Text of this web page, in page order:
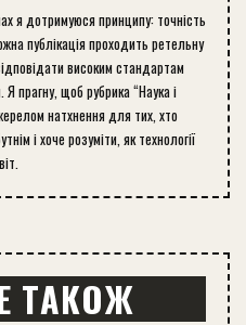
я дотримуюся принципу: точність
публікація проходить ретельну
високим стандартам
Я прагну, щоб рубрика “Наука і
натхнення для тих, хто
і хоче розуміти, як технології
ТАКОЖ